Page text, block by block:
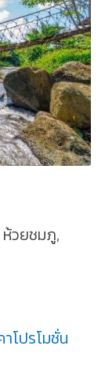
วยชมภู,
โปรโมชั่น